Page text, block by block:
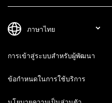
การเข้าสู่ระบบสำหรับผู้พัฒนา
ข้อกำหนดในการใช้บริการ